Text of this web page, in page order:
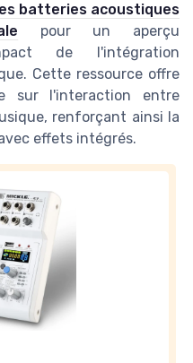
batteries acoustiques
pour un aperçu
de l'intégration
Cette ressource offre
sur l'interaction entre
renforçant ainsi la
effets intégrés.